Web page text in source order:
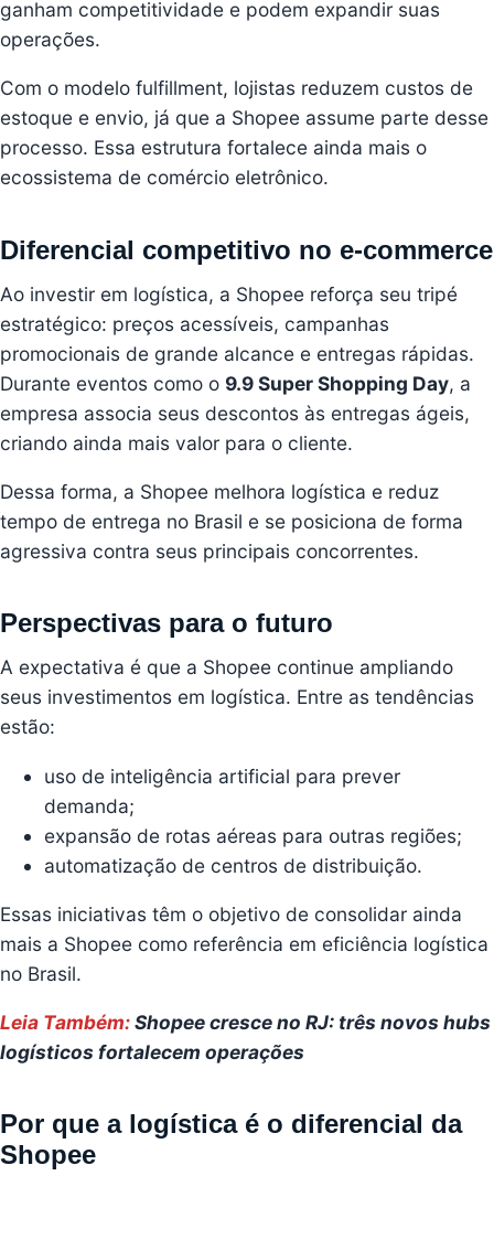
ganham competitividade e podem expandir suas
operações.
Com o modelo fulfillment, lojistas reduzem custos de
estoque e envio, já que a Shopee assume parte desse
processo. Essa estrutura fortalece ainda mais o
ecossistema de comércio eletrônico.
Diferencial competitivo no e-commerce
Ao investir em logística, a Shopee reforça seu tripé
estratégico: preços acessíveis, campanhas
promocionais de grande alcance e entregas rápidas.
Durante eventos como o 9.9 Super Shopping Day, a
empresa associa seus descontos às entregas ágeis,
criando ainda mais valor para o cliente.
Dessa forma, a Shopee melhora logística e reduz
tempo de entrega no Brasil e se posiciona de forma
agressiva contra seus principais concorrentes.
Perspectivas para o futuro
A expectativa é que a Shopee continue ampliando
seus investimentos em logística. Entre as tendências
estão:
uso de inteligência artificial para prever
demanda;
expansão de rotas aéreas para outras regiões;
automatização de centros de distribuição.
Essas iniciativas têm o objetivo de consolidar ainda
mais a Shopee como referência em eficiência logística
no Brasil.
Leia Também:Shopee cresce no RJ: três novos hubs
logísticos fortalecem operações
Por que a logística é o diferencial da
Shopee